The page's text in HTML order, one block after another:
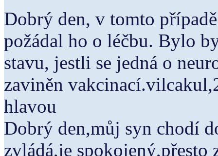
Dobrý den, v tomto
požádal ho o léčbu. Bylo
stavu, jestli se jedná o
zaviněn
hlavou
Dobrý den,můj syn chodí
zvládá,je spokojený,přesto